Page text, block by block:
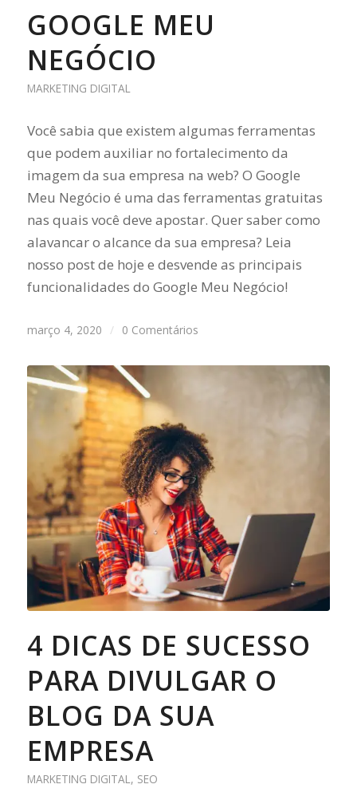
GOOGLE MEU
NEGÓCIO
MARKETING DIGITAL
Você sabia que existem algumas ferramentas
que podem auxiliar no fortalecimento da
imagem da sua empresa na web? O Google
Meu Negócio é uma das ferramentas gratuitas
nas quais você deve apostar. Quer saber como
alavancar o alcance da sua empresa? Leia
nosso post de hoje e desvende as principais
funcionalidades do Google Meu Negócio!
março 4, 2020 / 0 Comentários
4 DICAS DE SUCESSO
PARA DIVULGAR O
BLOG DA SUA
EMPRESA
MARKETING DIGITAL, SEO